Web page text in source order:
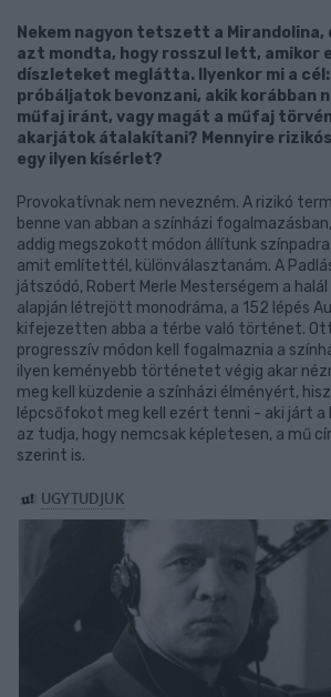
Nekem nagyon tetszett a Mirandolina,
azt mondta, hogy rosszul lett, amikor
díszleteket meglátta. Ilyenkor mi a
próbáljatok bevonzani, akik korábban
műfaj iránt, vagy magát a műfaj
akarjátok átalakítani? Mennyire
egy ilyen kísérlet?
Provokatívnak nem nevezném. A rizikó
benne van abban a színházi
addig megszokott módon állítunk
amit említettél, különválasztanám. A
játszódó, Robert Merle Mesterségem a
alapján létrejött monodráma, a 152 lépés
kifejezetten abba a térbe való történet.
progresszív módon kell fogalmaznia a
ilyen keményebb történetet végig akar
meg kell küzdenie a színházi élményért,
lépcsőfokot meg kell ezért tenni - aki járt a
az tudja, hogy nemcsak képletesen, a mű
szerint is.